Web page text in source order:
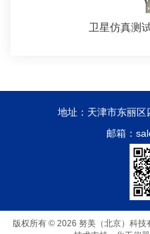
卫星仿真测
地址：天津市东丽
邮箱：
版权所有 © 2026 努美（北京）科技